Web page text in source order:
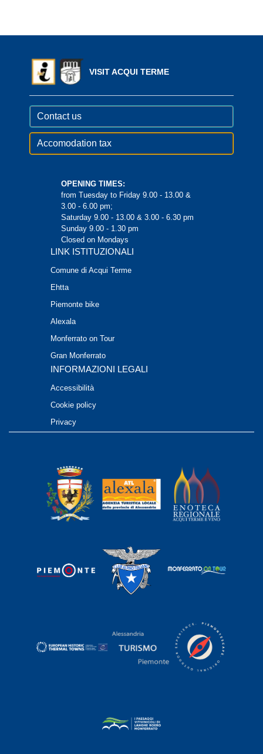
VISIT ACQUI TERME
Contact us
Accomodation tax
OPENING TIMES:
from Tuesday to Friday 9.00 - 13.00 &
3.00 - 6.00 pm;
Saturday 9.00 - 13.00 & 3.00 - 6.30 pm
Sunday 9.00 - 1.30 pm
Closed on Mondays
LINK ISTITUZIONALI
Comune di Acqui Terme
Ehtta
Piemonte bike
Alexala
Monferrato on Tour
Gran Monferrato
INFORMAZIONI LEGALI
Accessibilità
Cookie policy
Privacy